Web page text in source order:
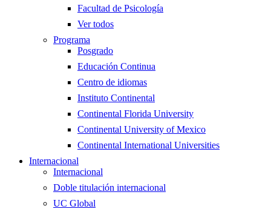
Facultad de Psicología
Ver todos
Programa
Posgrado
Educación Continua
Centro de idiomas
Instituto Continental
Continental Florida University
Continental University of Mexico
Continental International Universities
Internacional
Internacional
Doble titulación internacional
UC Global